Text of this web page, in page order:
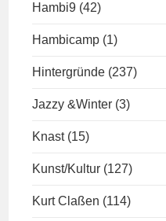
Hambi9 (42)
Hambicamp (1)
Hintergründe (237)
Jazzy &Winter (3)
Knast (15)
Kunst/Kultur (127)
Kurt Claßen (114)